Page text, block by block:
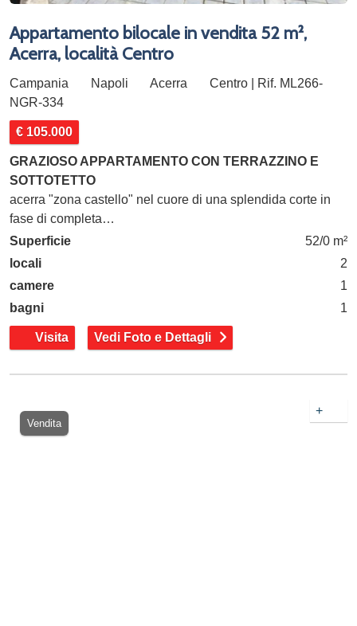
Appartamento bilocale in vendita 52 m²,
Acerra, località Centro
Campania Napoli Acerra
Centro | Rif. ML266-
NGR-334
€ 105.000
GRAZIOSO APPARTAMENTO CON TERRAZZINO E
SOTTOTETTO
acerra "zona castello" nel cuore di una splendida corte in
fase di completa…
Superficie
52/0 m²
locali
2
camere
1
bagni
1
Visita Vedi Foto e Dettagli
Vendita
+